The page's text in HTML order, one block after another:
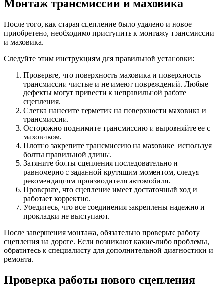
Монтаж трансмиссии и маховика
После того, как старая сцепление было удалено и новое
приобретено, необходимо приступить к монтажу трансмиссии
и маховика.
Следуйте этим инструкциям для правильной установки:
Проверьте, что поверхность маховика и поверхность
трансмиссии чистые и не имеют повреждений. Любые
дефекты могут привести к неправильной работе
сцепления.
Слегка нанесите герметик на поверхности маховика и
трансмиссии.
Осторожно поднимите трансмиссию и выровняйте ее с
маховиком.
Плотно закрепите трансмиссию на маховике, используя
болты правильной длины.
Затяните болты сцепления последовательно и
равномерно с заданной крутящим моментом, следуя
рекомендациям производителя автомобиля.
Проверьте, что сцепление имеет достаточный ход и
работает корректно.
Убедитесь, что все соединения закреплены надежно и
прокладки не выступают.
После завершения монтажа, обязательно проверьте работу
сцепления на дороге. Если возникают какие-либо проблемы,
обратитесь к специалисту для дополнительной диагностики и
ремонта.
Проверка работы нового сцепления